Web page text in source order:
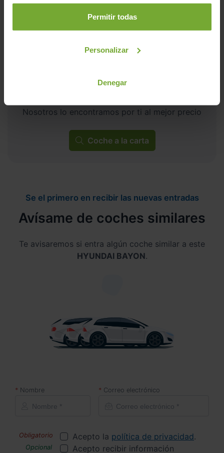
Permitir todas
Personalizar
Denegar
¿No encuentras tu coche?
Nosotros lo encontramos por ti al mejor precio
Coche a la carta
Se el primero en recibir las nuevas entradas
Avísame de coches similares
Te avisaremos si entra algún coche similar a este
HYUNDAI BAYON.
Nombre Correo electrónico
Acepto la política de privacidad.
Acepto recibir información